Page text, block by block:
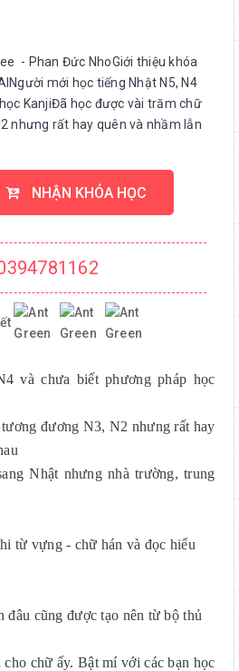
- Phan Đức NhoGiới thiệu khóa
mới học tiếng Nhật N5, N4
KanjiĐã học được vài trăm chữ
nhưng rất hay quên và nhầm lẫn
NHẬN KHÓA HỌC
và chưa biết phương pháp học
đương N3, N2 nhưng rất hay
Nhật nhưng nhà trường, trung
từ vựng - chữ hán và đọc hiểu
cũng được tạo nên từ bộ thủ
chữ ấy. Bật mí với các bạn học